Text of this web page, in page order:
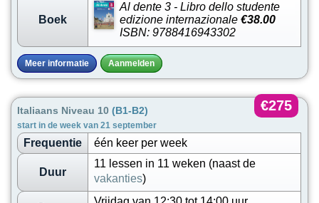
Boek
Al dente 3 - Libro dello studente
edizione internazionale €38.00
ISBN: 9788416943302
Meer informatie Aanmelden
Italiaans Niveau 10 (B1-B2)
start in de week van 21 september
€275
Frequentie één keer per week
Duur
11 lessen in 11 weken (naast de
vakanties)